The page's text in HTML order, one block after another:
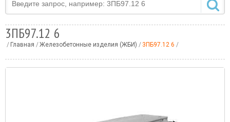
3ПБ97.12 6
Главная Железобетонные изделия (ЖБИ) 3ПБ97.12 6